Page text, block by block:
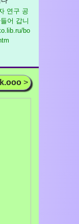
연구 공
어 갑니
bo
>